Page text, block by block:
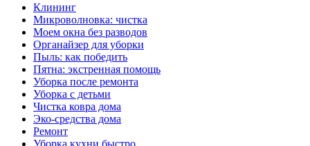
Клининг
Микроволновка: чистка
Моем окна без разводов
Органайзер для уборки
Пыль: как победить
Пятна: экстренная помощь
Уборка после ремонта
Уборка с детьми
Чистка ковра дома
Эко-средства дома
Ремонт
Уборка кухни быстро